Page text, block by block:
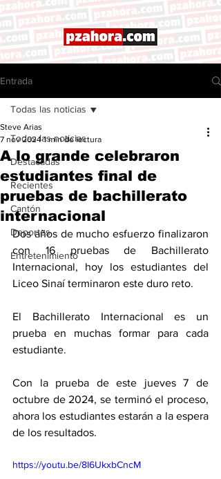
Entrada
Todas las noticias
Destacadas
Recientes
Cantón
Deportes
Entretenimiento
Todas las noticias
A lo grande celebraron
estudiantes final de
pruebas de bachillerato
internacional
Steve Arias
7 nov 2024 1 min de lectura
Dos años de mucho esfuerzo finalizaron
con 16 pruebas de Bachillerato
Internacional, hoy los estudiantes del
Liceo Sinaí terminaron este duro reto.
El Bachillerato Internacional es un
prueba en muchas formar para cada
estudiante.
Con la prueba de este jueves 7 de
octubre de 2024, se terminó el proceso,
ahora los estudiantes estarán a la espera
de los resultados.
https://youtu.be/8I6UkxbCncM